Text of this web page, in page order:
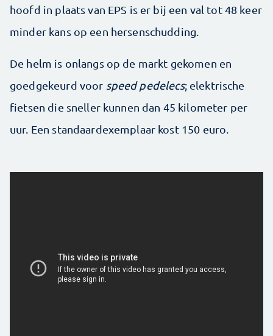
hoofd in plaats van EPS is er bij een val tot 48 keer
minder kans op een hersenschudding.
De helm is onlangs op de markt gekomen en
goedgekeurd voor speed pedelecs; elektrische
fietsen die sneller kunnen dan 45 kilometer per
uur. Een standaardexemplaar kost 150 euro.